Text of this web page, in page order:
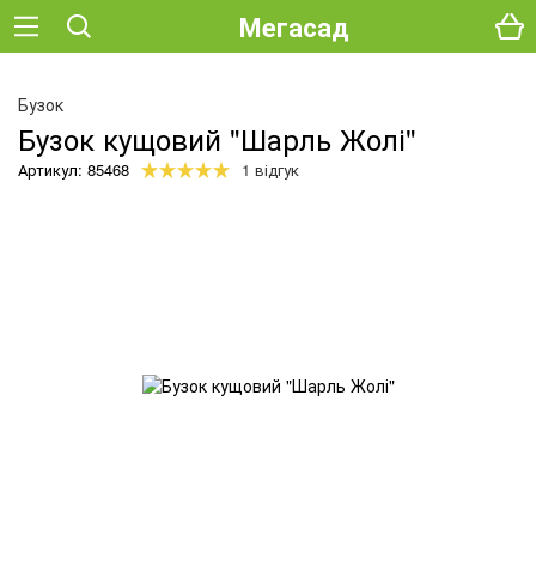
Мегасад
Бузок
Бузок кущовий "Шарль Жолі"
Артикул: 85468 1 відгук